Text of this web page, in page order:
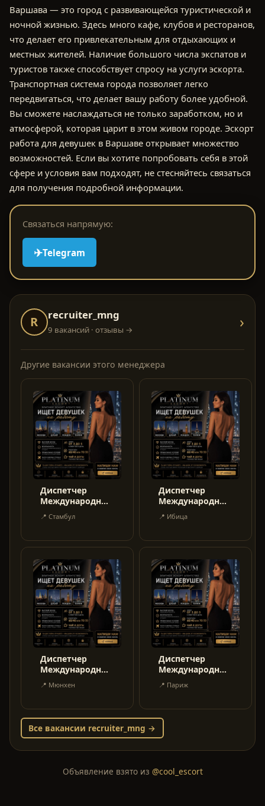
Варшава — это город с развивающейся туристической и
ночной жизнью. Здесь много кафе, клубов и ресторанов,
что делает его привлекательным для отдыхающих и
местных жителей. Наличие большого числа экспатов и
туристов также способствует спросу на услуги эскорта.
Транспортная система города позволяет легко
передвигаться, что делает вашу работу более удобной.
Вы сможете наслаждаться не только заработком, но и
атмосферой, которая царит в этом живом городе. Эскорт
работа для девушек в Варшаве открывает множество
возможностей. Если вы хотите попробовать себя в этой
сфере и условия вам подходят, не стесняйтесь связаться
для получения подробной информации.
Связаться напрямую:
✈Telegram
R recruiter_mng
9 вакансий· отзывы → ›
Другие вакансии этого менеджера
Диспетчер
Международный
- Работа 70/30
или 60/40
📍 Стамбул
Диспетчер
Международный
- Работа 70/30
или 60/40
📍 Ибица
Диспетчер
Международный
или 60/40
📍 Мюнхен
Диспетчер
Международный
или 60/40
📍 Париж
Все вакансии recruiter_mng →
Объявление взято из @cool_escort